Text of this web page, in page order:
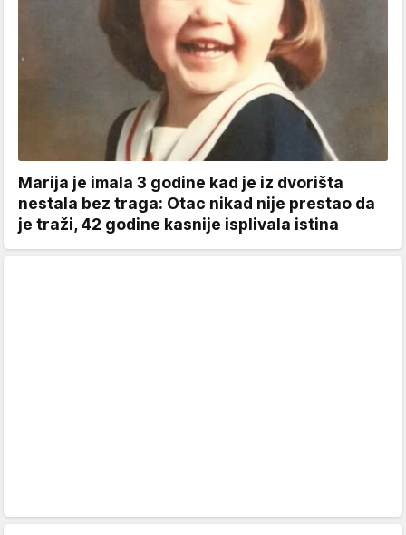
Marija je imala 3 godine kad je iz dvorišta
nestala bez traga: Otac nikad nije prestao da
je traži, 42 godine kasnije isplivala istina